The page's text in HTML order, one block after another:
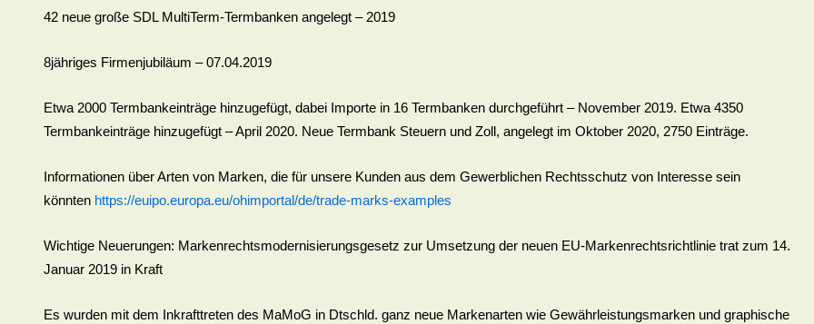
42 neue große SDL MultiTerm-Termbanken angelegt – 2019
8jähriges Firmenjubiläum – 07.04.2019
Etwa 2000 Termbankeinträge hinzugefügt, dabei Importe in 16 Termbanken durchgeführt – November 2019. Etwa 4350
Termbankeinträge hinzugefügt – April 2020. Neue Termbank Steuern und Zoll, angelegt im Oktober 2020, 2750 Einträge.
Informationen über Arten von Marken, die für unsere Kunden aus dem Gewerblichen Rechtsschutz von Interesse sein
könnten https://euipo.europa.eu/ohimportal/de/trade-marks-examples
Wichtige Neuerungen: Markenrechtsmodernisierungsgesetz zur Umsetzung der neuen EU-Markenrechtsrichtlinie trat zum 14.
Januar 2019 in Kraft
Es wurden mit dem Inkrafttreten des MaMoG in Dtschld. ganz neue Markenarten wie Gewährleistungsmarken und graphische